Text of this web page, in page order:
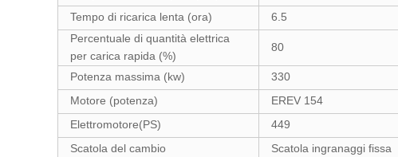
Tempo di ricarica lenta (ora)
6.5
Percentuale di quantità elettrica
per carica rapida (%)
80
Potenza massima (kw) 330
Motore (potenza)
EREV 154
Elettromotore(PS)
449
Scatola del cambio
Scatola ingranaggi fissa